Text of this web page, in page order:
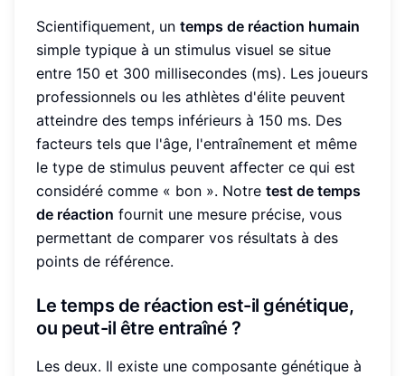
Scientifiquement, un temps de réaction humain
simple typique à un stimulus visuel se situe
entre 150 et 300 millisecondes (ms). Les joueurs
professionnels ou les athlètes d'élite peuvent
atteindre des temps inférieurs à 150 ms. Des
facteurs tels que l'âge, l'entraînement et même
le type de stimulus peuvent affecter ce qui est
considéré comme « bon ». Notre test de temps
de réaction fournit une mesure précise, vous
permettant de comparer vos résultats à des
points de référence.
Le temps de réaction est-il génétique,
ou peut-il être entraîné ?
Les deux. Il existe une composante génétique à